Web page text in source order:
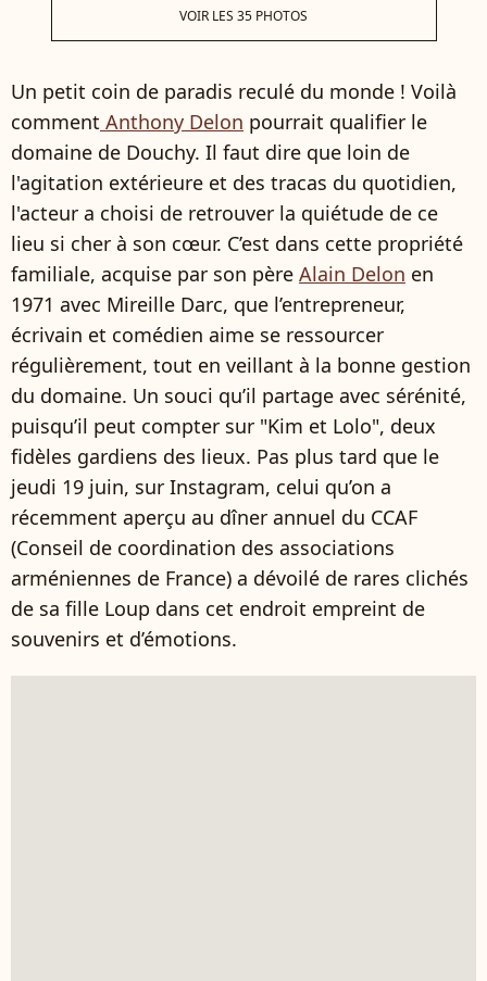
VOIR LES 35 PHOTOS
Un petit coin de paradis reculé du monde ! Voilà
comment Anthony Delon pourrait qualifier le
domaine de Douchy. Il faut dire que loin de
l'agitation extérieure et des tracas du quotidien,
l'acteur a choisi de retrouver la quiétude de ce
lieu si cher à son cœur. C’est dans cette propriété
familiale, acquise par son père Alain Delon en
1971 avec Mireille Darc, que l’entrepreneur,
écrivain et comédien aime se ressourcer
régulièrement, tout en veillant à la bonne gestion
du domaine. Un souci qu’il partage avec sérénité,
puisqu’il peut compter sur "Kim et Lolo", deux
fidèles gardiens des lieux. Pas plus tard que le
jeudi 19 juin, sur Instagram, celui qu’on a
récemment aperçu au dîner annuel du CCAF
(Conseil de coordination des associations
arméniennes de France) a dévoilé de rares clichés
de sa fille Loup dans cet endroit empreint de
souvenirs et d’émotions.